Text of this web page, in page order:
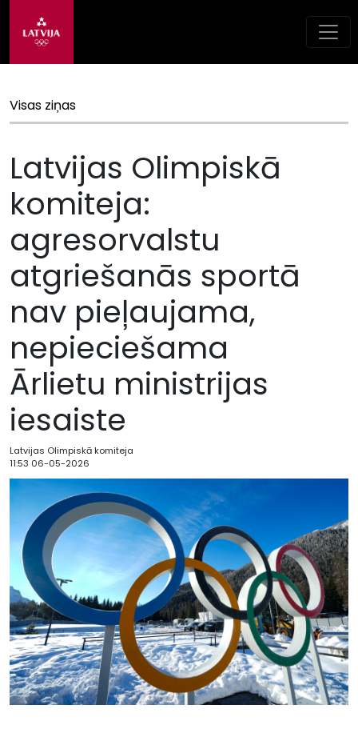
Visas ziņas
Latvijas Olimpiskā
komiteja:
agresorvalstu
atgriešanās sportā
nav pieļaujama,
nepieciešama
Ārlietu ministrijas
iesaiste
Latvijas Olimpiskā komiteja
11:53 06-05-2026